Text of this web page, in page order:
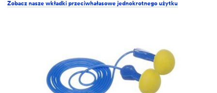
Zobacz nasze wkładki przeciwhałasowe jednokrotnego użytku